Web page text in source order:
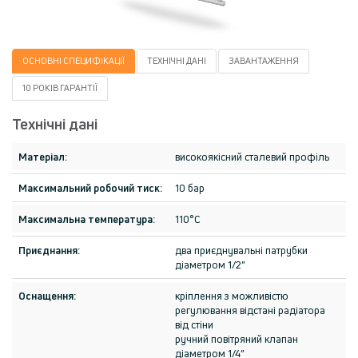
ОСНОВНІ СПЕЦИФІКАЦІЇ ТЕХНІЧНІ ДАНІ ЗАВАНТАЖЕННЯ
10 РОКІВ ГАРАНТІЇ
Технічні дані
Матеріал: високоякісний сталевий профіль
Максимальний робочий тиск: 10 бар
Максимальна температура: 110°C
Приєднання:
два приєднувальні патрубки
діаметром 1/2”
Оснащення:
кріплення з можливістю
регулювання відстані радіатора
від стіни
ручний повітряний клапан
діаметром 1/4”